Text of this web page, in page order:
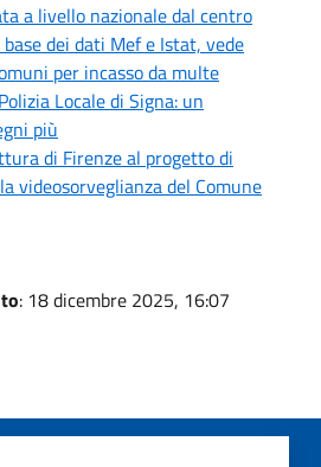
a livello nazionale dal centro
dei dati Mef e Istat, vede
per incasso da multe
Locale di Signa: un
più
di Firenze al progetto di
videosorveglianza del Comune
: 18 dicembre 2025, 16:07